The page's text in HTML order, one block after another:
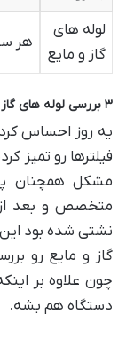
لوله های
گاز و مایع
هر
۳ بررسی لوله های گاز
یه روز احساس
فیلترها رو تمیز
مشکل همچنان پا
متخصص و بعد از
نشتی شده بود
گاز و مایع رو
چون علاوه بر
دستگاه هم بشه.